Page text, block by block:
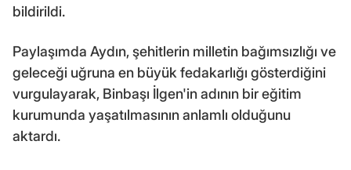
bildirildi.
Paylaşımda Aydın, şehitlerin milletin bağımsızlığı ve
geleceği uğruna en büyük fedakarlığı gösterdiğini
vurgulayarak, Binbaşı İlgen'in adının bir eğitim
kurumunda yaşatılmasının anlamlı olduğunu
aktardı.